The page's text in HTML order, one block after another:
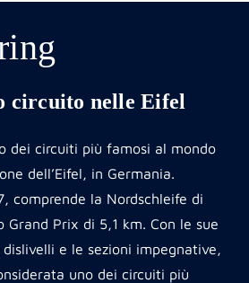
circuito nelle Eifel
dei circuiti più famosi al mondo
dell’Eifel, in Germania.
comprende la Nordschleife di
Prix di 5,1 km. Con le sue
e le sezioni impegnative,
uno dei circuiti più